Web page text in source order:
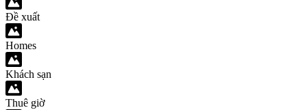
Đề xuất
Homes
Khách sạn
Thuê giờ